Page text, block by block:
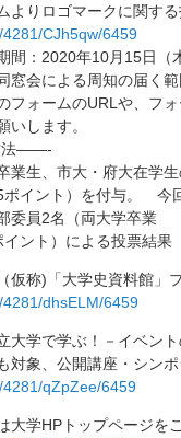
よりロゴマークに関す
CJh5qw/6459
間：2020年10月15日（
窓会による周知の届く
ォームのURLや、フ
いします。
法——-
業生、市大・府大在学
ポイン ト）を付与。 今
委員2名（両大学卒業
ント）による投票結果
称)「大学史資料館」
dhsELM/6459
学で学ぶ！－イベント
も対象、公開講座・シ
4281/qZpZee/6459
大学HPトップページを